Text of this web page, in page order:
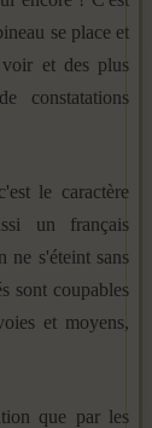
se place et
et des plus
constata­tions
le carac­tère
un français
ne s'éteint sans
sont cou­pables
et moyens,
que par les